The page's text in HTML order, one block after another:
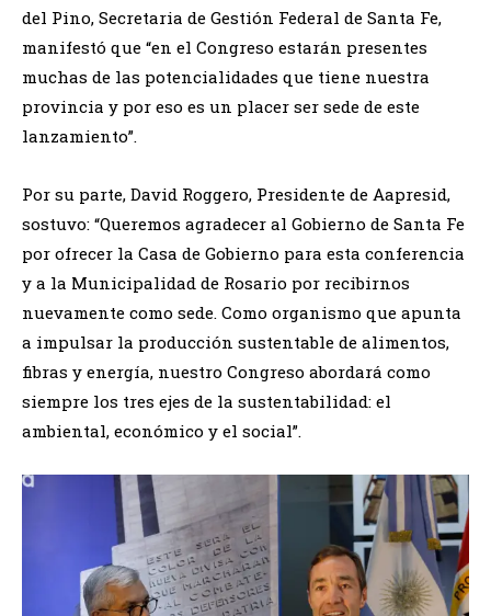
del Pino, Secretaria de Gestión Federal de Santa Fe,
manifestó que “en el Congreso estarán presentes
muchas de las potencialidades que tiene nuestra
provincia y por eso es un placer ser sede de este
lanzamiento”.
Por su parte, David Roggero, Presidente de Aapresid,
sostuvo: “Queremos agradecer al Gobierno de Santa Fe
por ofrecer la Casa de Gobierno para esta conferencia
y a la Municipalidad de Rosario por recibirnos
nuevamente como sede. Como organismo que apunta
a impulsar la producción sustentable de alimentos,
fibras y energía, nuestro Congreso abordará como
siempre los tres ejes de la sustentabilidad: el
ambiental, económico y el social”.